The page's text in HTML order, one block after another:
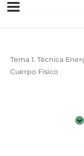
Tema 1. Técnica
Cuerpo Físico